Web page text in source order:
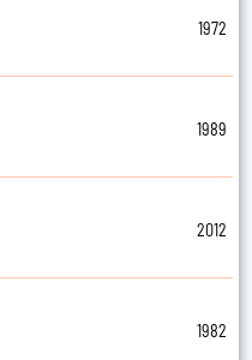
1972
1989
2012
1982